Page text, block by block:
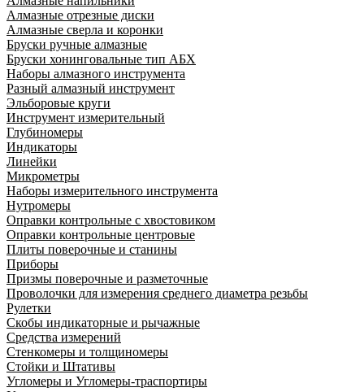
Алмазные отрезные диски
Алмазные сверла и коронки
Бруски ручные алмазные
Бруски хонинговальные тип АБХ
Наборы алмазного инструмента
Разный алмазный инструмент
Эльборовые круги
Инструмент измерительный
Глубиномеры
Индикаторы
Линейки
Микрометры
Наборы измерительного инструмента
Нутромеры
Оправки контрольные с хвостовиком
Оправки контрольные центровые
Плиты поверочные и станины
Приборы
Призмы поверочные и разметочные
Проволочки для измерения среднего диаметра резьбы
Рулетки
Скобы индикаторные и рычажные
Средства измерений
Стенкомеры и толщиномеры
Стойки и Штативы
Угломеры и Угломеры-траспортиры